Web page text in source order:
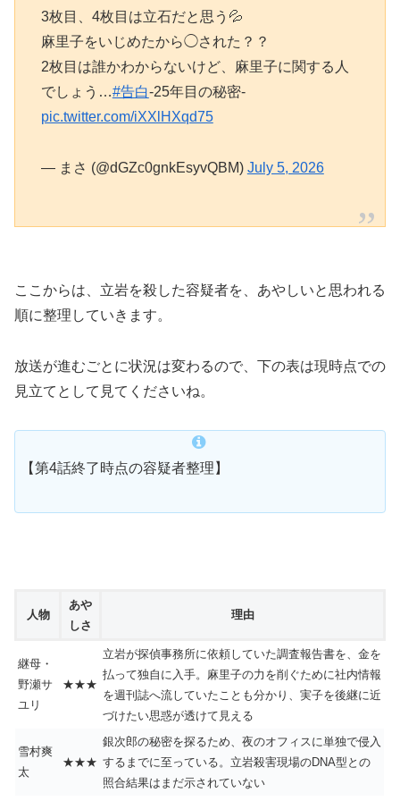
3枚目、4枚目は立石だと思う💦
麻里子をいじめたから◯された？？
2枚目は誰かわからないけど、麻里子に関する人
でしょう…#告白-25年目の秘密-
pic.twitter.com/iXXlHXqd75
— まさ (@dGZc0gnkEsyvQBM) July 5, 2026
ここからは、立岩を殺した容疑者を、あやしいと思われる
順に整理していきます。
放送が進むごとに状況は変わるので、下の表は現時点での
見立てとして見てくださいね。
【第4話終了時点の容疑者整理】
人物
あや
しさ
理由
継母・
野瀬サ
ユリ
★★★
立岩が探偵事務所に依頼していた調査報告書を、金を
払って独自に入手。麻里子の力を削ぐために社内情報
を週刊誌へ流していたことも分かり、実子を後継に近
づけたい思惑が透けて見える
雪村爽
太
★★★
銀次郎の秘密を探るため、夜のオフィスに単独で侵入
するまでに至っている。立岩殺害現場のDNA型との
照合結果はまだ示されていない